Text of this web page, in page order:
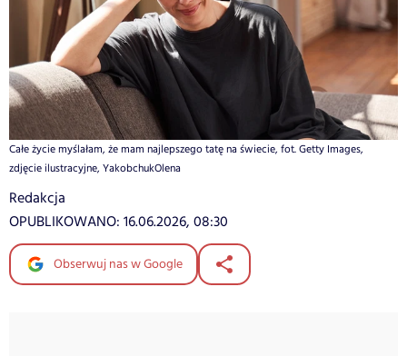
Całe życie myślałam, że mam najlepszego tatę na świecie, fot. Getty Images,
zdjęcie ilustracyjne, YakobchukOlena
Redakcja
OPUBLIKOWANO: 16.06.2026, 08:30
Obserwuj nas w Google